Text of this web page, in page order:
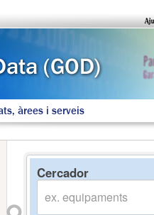
àrees i serveis
Cercador